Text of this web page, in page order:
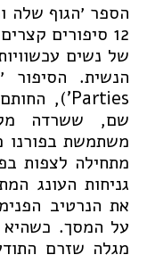
הספר ׳הגוף שלה
12 סיפורים
של נשים
הנשית. הסיפור
Parties’),
שם, ששרדה
משתמשת בפורנו
מתחילה לצפות
גניחות העונג
את הנרטיב
על המסך. כשהיא
מגלה שזרם